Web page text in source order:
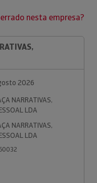
nesta empresa?
2026
NARRATIVAS,
LDA
NARRATIVAS,
LDA